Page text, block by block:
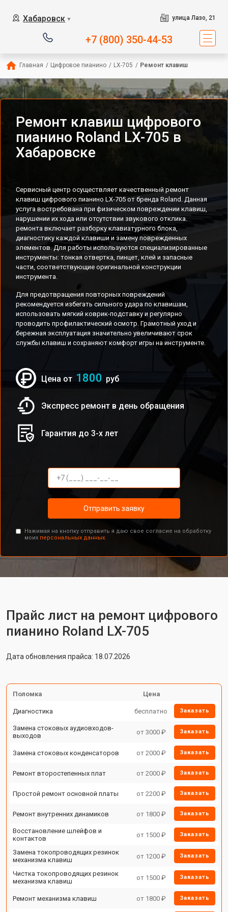
Хабаровск ▼ улица Лазо, 21
+7 (800) 350-44-53
Главная / Цифровое пианино / LX-705 / Ремонт клавиш
Ремонт клавиш цифрового
пианино Roland LX-705 в
Хабаровске
Сервисный центр осуществляет качественный ремонт
клавиш цифрового пианино LX-705 от бренда Roland. Данная
услуга востребована при физическом повреждении клавиш,
нарушении их хода или отсутствии звукового отклика.
ремонта включает разборку клавиатурного блока,
диагностику каждой клавиши и замену поврежденных
элементов. Для работы используются специализированные
инструменты: тонкая отвертка, пинцет, клей и запасные
части, соответствующие оригинальной конструкции
инструмента.
Для предотвращения повторных повреждений
рекомендуется избегать сильного удара по клавишам,
использовать мягкий коврик-подставку и регулярно
проводить профилактический осмотр. Грамотный уход и
бережная эксплуатация значительно увеличивают срок
службы клавиш и сохраняют комфорт игры на инструменте.
Цена от 1800 руб
Экспресс ремонт в день обращения
Гарантия до 3-х лет
Отправить заявку
Нажимая на кнопку отправить я даю свое согласие на обработку
моих персональных данных.
Прайс лист на ремонт цифрового
пианино Roland LX-705
Дата обновления прайса: 18.07.2026
Поломка Цена
Диагностика бесплатно Заказать
Замена стоковых аудиовходов-
выходов
от 3000 ₽ Заказать
Замена стоковых конденсаторов от 2000 ₽ Заказать
Ремонт второстепенных плат от 2000 ₽ Заказать
Простой ремонт основной платы от 2200 ₽ Заказать
Ремонт внутренних динамиков от 1800 ₽ Заказать
Восстановление шлейфов и
контактов
от 1500 ₽ Заказать
Замена токопроводящих резинок
механизма клавиш
от 1200 ₽ Заказать
Чистка токопроводящих резинок
механизма клавиш
от 1500 ₽ Заказать
Ремонт механизма клавиш от 1800 ₽ Заказать